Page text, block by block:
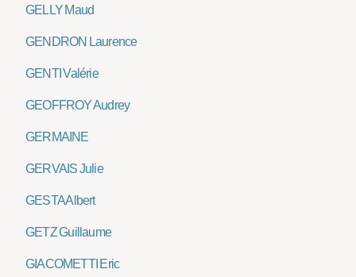
GELLY Maud
GENDRON Laurence
GENTI Valérie
GEOFFROY Audrey
GERMAINE
GERVAIS Julie
GESTA Albert
GETZ Guillaume
GIACOMETTI Eric